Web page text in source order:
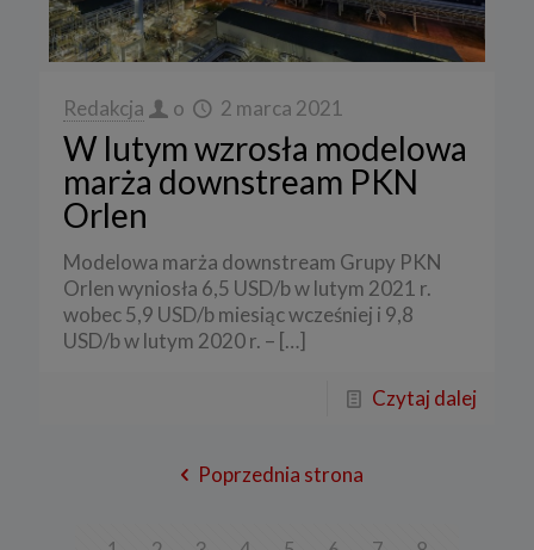
Redakcja o 2 marca 2021
W lutym wzrosła modelowa
marża downstream PKN
Orlen
Modelowa marża downstream Grupy PKN
Orlen wyniosła 6,5 USD/b w lutym 2021 r.
wobec 5,9 USD/b miesiąc wcześniej i 9,8
USD/b w lutym 2020 r. – […]
Czytaj dalej
Poprzednia strona